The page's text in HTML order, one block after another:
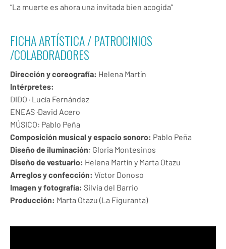
“La muerte es ahora una invitada bien acogida”
FICHA ARTÍSTICA / PATROCINIOS
/COLABORADORES
Dirección y coreografía: Helena Martín
Intérpretes:
DIDO · Lucía Fernández
ENEAS ·David Acero
MÚSICO: Pablo Peña
Composición musical y espacio sonoro: Pablo Peña
Diseño de iluminación: Gloria Montesinos
Diseño de vestuario: Helena Martín y Marta Otazu
Arreglos y confección: Víctor Donoso
Imagen y fotografía: Silvia del Barrio
Producción: Marta Otazu (La Figuranta)